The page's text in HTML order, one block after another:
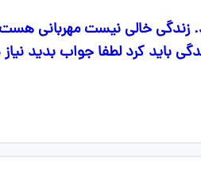
زندگی خالی نیست
کرد لطفا جواب بدید نیاز